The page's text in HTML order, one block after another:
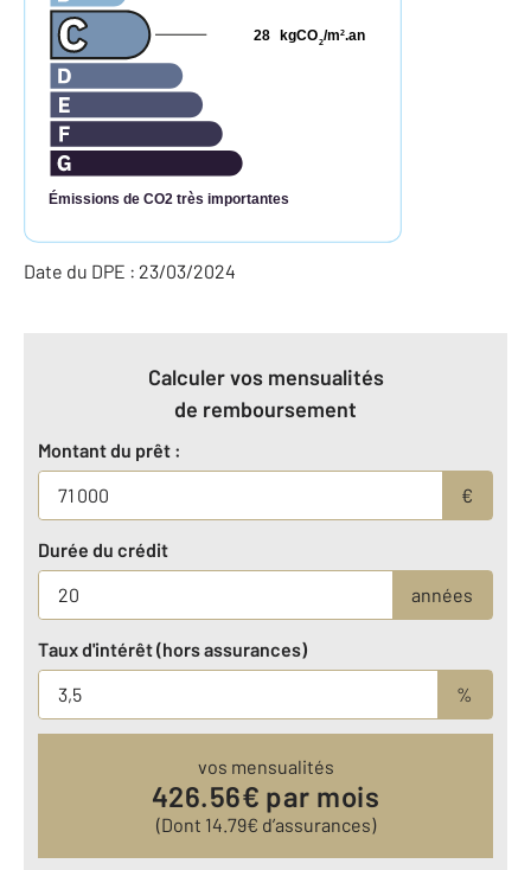
Émissions de CO2 très importantes
kgCO2/m2.an
28
Date du DPE : 23/03/2024
Calculer vos mensualités
de remboursement
Montant du prêt :
€
Durée du crédit
années
Taux d'intérêt (hors assurances)
%
vos mensualités
426.56€ par mois
(Dont 14.79€ d’assurances)